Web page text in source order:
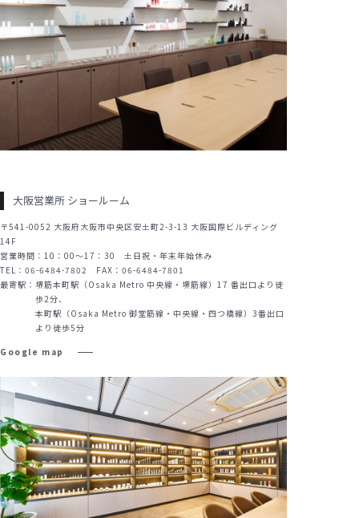
製品検索
お問い合わせ
サンプル請求
プライバシーポリ セキュリティポリ
大阪営業所 ショールーム
〒541-0052 大阪府大阪市中央区安土町2-3-13 大阪国際ビルディング
14F
営業時間：10：00～17：30 土日祝・年末年始休み
TEL：06-6484-7802 FAX：06-6484-7801
最寄駅： 堺筋本町駅（Osaka Metro 中央線・堺筋線）17 番出口より徒
歩2分、
本町駅（Osaka Metro 御堂筋線・中央線・四つ橋線）3番出口
より徒歩5分
Google map